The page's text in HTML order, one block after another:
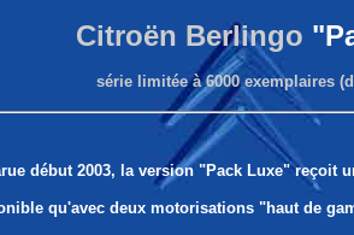
Citroën Berlingo
série limitée à 6000 exemplaires
début 2003, la version "Pack Luxe" reçoit
qu'avec deux motorisations "haut de